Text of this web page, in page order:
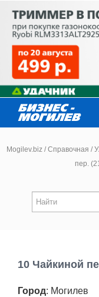
Новости
Mogilev.biz / Справочная /
пер.
10 Чайкиной
Город: Могилев